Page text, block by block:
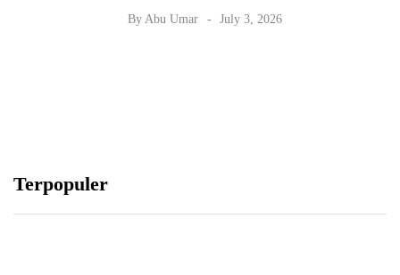
By Abu Umar July 3, 2026
Terpopuler